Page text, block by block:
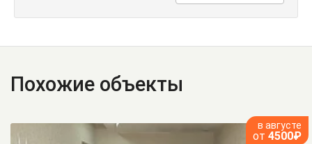
Похожие объекты
в августе
от 4500₽